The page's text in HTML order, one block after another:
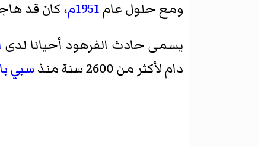
ومع حلول عام1951م ، كان قد هاجر
يسمى حادث الفرهود أحيانا لدى
دام لأكثر من 2600 سنة منذ
سبي